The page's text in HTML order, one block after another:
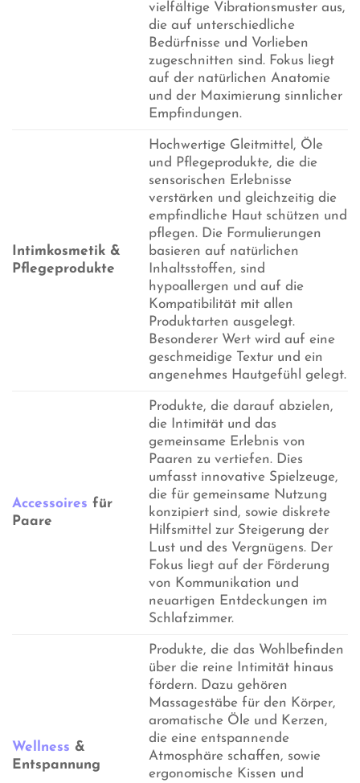
vielfältige Vibrationsmuster aus,
die auf unterschiedliche
Bedürfnisse und Vorlieben
zugeschnitten sind. Fokus liegt
auf der natürlichen Anatomie
und der Maximierung sinnlicher
Empfindungen.
Intimkosmetik &
Pflegeprodukte
Hochwertige Gleitmittel, Öle
und Pflegeprodukte, die die
sensorischen Erlebnisse
verstärken und gleichzeitig die
empfindliche Haut schützen und
pflegen. Die Formulierungen
basieren auf natürlichen
Inhaltsstoffen, sind
hypoallergen und auf die
Kompatibilität mit allen
Produktarten ausgelegt.
Besonderer Wert wird auf eine
geschmeidige Textur und ein
angenehmes Hautgefühl gelegt.
Accessoires für
Paare
Produkte, die darauf abzielen,
die Intimität und das
gemeinsame Erlebnis von
Paaren zu vertiefen. Dies
umfasst innovative Spielzeuge,
die für gemeinsame Nutzung
konzipiert sind, sowie diskrete
Hilfsmittel zur Steigerung der
Lust und des Vergnügens. Der
Fokus liegt auf der Förderung
von Kommunikation und
neuartigen Entdeckungen im
Schlafzimmer.
Wellness &
Entspannung
Produkte, die das Wohlbefinden
über die reine Intimität hinaus
fördern. Dazu gehören
Massagestäbe für den Körper,
aromatische Öle und Kerzen,
die eine entspannende
Atmosphäre schaffen, sowie
ergonomische Kissen und